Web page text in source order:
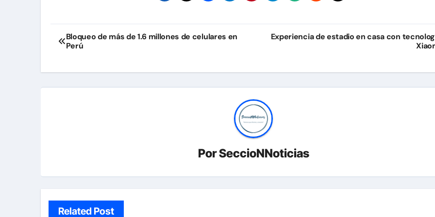
Navegación
de
entradas
Bloqueo de más de 1.6 millones de celulares en
Perú
Experiencia de estadio en casa con
PorSeccioNNoticias
Related Post